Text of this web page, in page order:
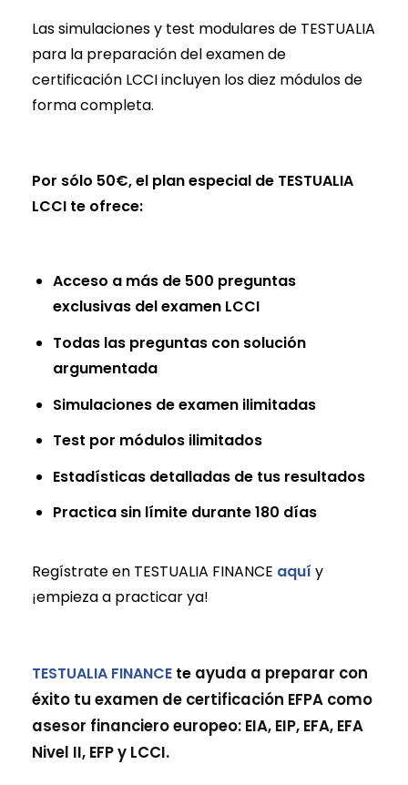
Las simulaciones y test modulares de TESTUALIA
para la preparación del examen de
certificación LCCI incluyen los diez módulos de
forma completa.
Por sólo 50€, el plan especial de TESTUALIA
LCCI te ofrece:
Acceso a más de 500 preguntas
exclusivas del examen LCCI
Todas las preguntas con solución
argumentada
Simulaciones de examen ilimitadas
Test por módulos ilimitados
Estadísticas detalladas de tus resultados
Practica sin límite durante 180 días
Regístrate en TESTUALIA FINANCE aquí y
¡empieza a practicar ya!
TESTUALIA FINANCE te ayuda a preparar con
éxito tu examen de certificación EFPA como
asesor financiero europeo: EIA, EIP, EFA, EFA
Nivel II, EFP y LCCI.